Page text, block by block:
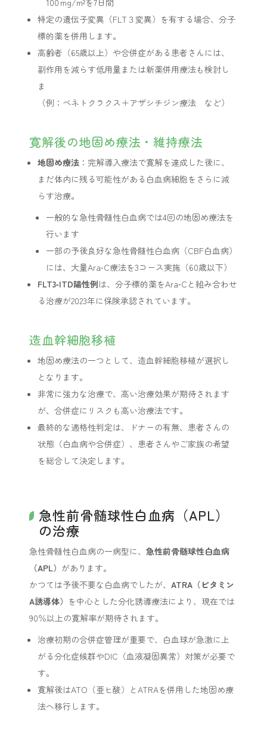
特定の遺伝子変異（FLT３変異）を有する場合、分子
標的薬を併用します。
高齢者（65歳以上）や合併症がある患者さんには、
副作用を減らす低用量または新薬併用療法も検討し
ま
（例：ベネトクラクス＋アザシチジン療法 など）
寛解後の地固め療法・維持療法
地固め療法 ：完解導入療法で寛解を達成した後に、
まだ体内に残る可能性がある白血病細胞をさらに減
らす治療。
一般的な急性骨髄性白血病では4回の地固め療法を
行います
一部の予後良好な急性骨髄性白血病（CBF白血病）
には、大量Ara‑C療法を3コース実施（60歳以下）
FLT3‑ITD陽性例は、分子標的薬をAra‑Cと組み合わせ
る治療が2023年に保険承認されています。
造血幹細胞移植
地固め療法の一つとして、造血幹細胞移植が選択し
となります。
非常に強力な治療で、高い治療効果が期待されます
が、合併症にリスクも高い治療法です。
最終的な適格性判定は、ドナーの有無、患者さんの
状態（白血病や合併症）、患者さんやご家族の希望
を総合して決定します。
急性前骨髄球性白血病（APL）
の治療
急性骨髄性白血病の一病型に、急性前骨髄球性白血病
（APL） があります。
かつては予後不要な白血病でしたが、ATRA（ビタミン
A誘導体） を中心とした分化誘導療法により、現在では
90％以上の寛解率が期待されます。
治療初期の合併症管理が重要で、白血球が急激に上
がる分化症候群やDIC（血液凝固異常）対策が必要で
す。
寛解後はATO（亜ヒ酸）とATRAを併用した地固め療
法へ移行します。